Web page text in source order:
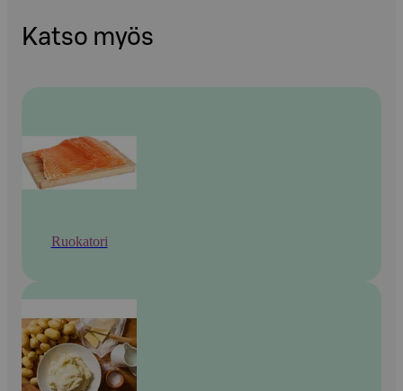
Katso myös
Ruokatori